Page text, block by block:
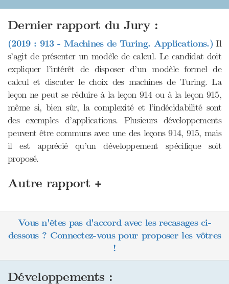
Dernier rapport du Jury :
(2019 : 913 - Machines de Turing. Applications.) Il
s’agit de présenter un modèle de calcul. Le candidat doit
expliquer l’intérêt de disposer d’un modèle formel de
calcul et discuter le choix des machines de Turing. La
leçon ne peut se réduire à la leçon 914 ou à la leçon 915,
même si, bien sûr, la complexité et l’indécidabilité sont
des exemples d’applications. Plusieurs développements
peuvent être communs avec une des leçons 914, 915, mais
il est apprécié qu’un développement spécifique soit
proposé.
Autre rapport +
Vous n'êtes pas d'accord avec les recasages ci-
dessous ? Connectez-vous pour proposer les vôtres
!
Développements :